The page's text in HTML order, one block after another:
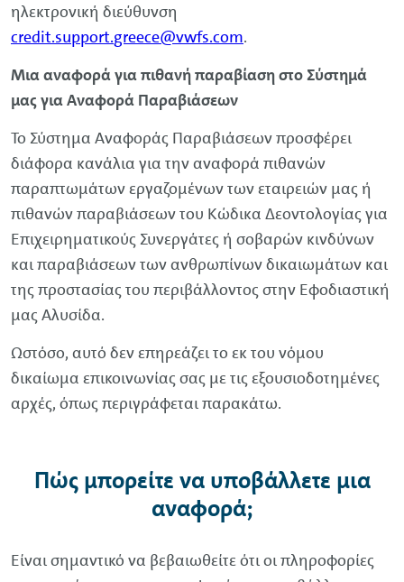
ηλεκτρονική διεύθυνση
credit.support.greece@vwfs.com.
Μια αναφορά για πιθανή παραβίαση στο Σύστημά
μας για Αναφορά Παραβιάσεων
Το Σύστημα Αναφοράς Παραβιάσεων προσφέρει
διάφορα κανάλια για την αναφορά πιθανών
παραπτωμάτων εργαζομένων των εταιρειών μας ή
πιθανών παραβιάσεων του Κώδικα Δεοντολογίας για
Επιχειρηματικούς Συνεργάτες ή σοβαρών κινδύνων
και παραβιάσεων των ανθρωπίνων δικαιωμάτων και
της προστασίας του περιβάλλοντος στην Εφοδιαστική
μας Αλυσίδα.
Ωστόσο, αυτό δεν επηρεάζει το εκ του νόμου
δικαίωμα επικοινωνίας σας με τις εξουσιοδοτημένες
αρχές, όπως περιγράφεται παρακάτω.
Πώς μπορείτε να υποβάλλετε μια
αναφορά;
Είναι σημαντικό να βεβαιωθείτε ότι οι πληροφορίες